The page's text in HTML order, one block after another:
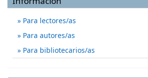
Para lectores/as
Para autores/as
Para bibliotecarios/as